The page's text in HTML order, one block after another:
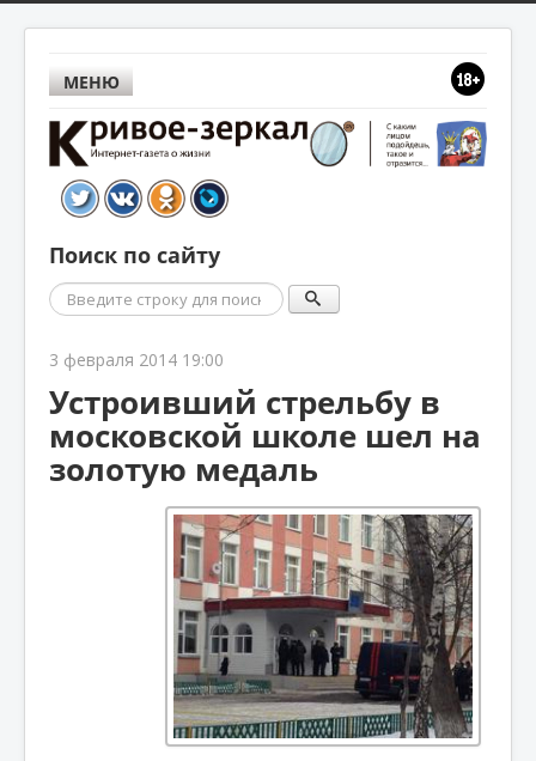
МЕНЮ
Поиск по сайту
Поиск
3 февраля 2014 19:00
Устроивший стрельбу в
московской школе шел на
золотую медаль